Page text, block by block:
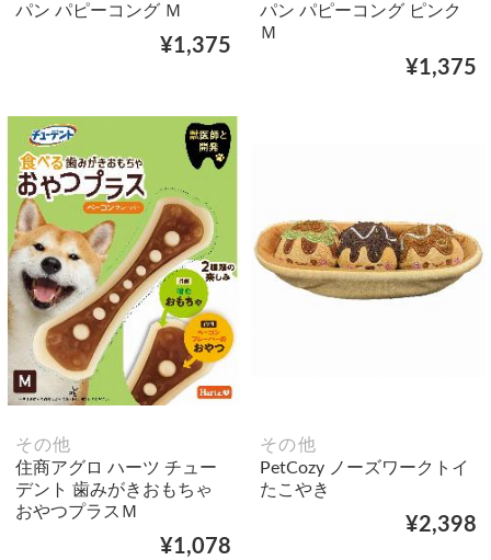
パン パピーコング Ｍ
¥1,375
パン パピーコング ピンク
Ｍ
¥1,375
その他
住商アグロ ハーツ チュー
デント 歯みがきおもちゃ
おやつプラスＭ
¥1,078
その他
PetCozy ノーズワークトイ
たこやき
¥2,398